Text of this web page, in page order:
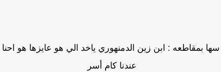
بمقاطعه : ابن زين الدمنهوري ياخد الي هو عايزها هو احنا
عندنا كام أسر